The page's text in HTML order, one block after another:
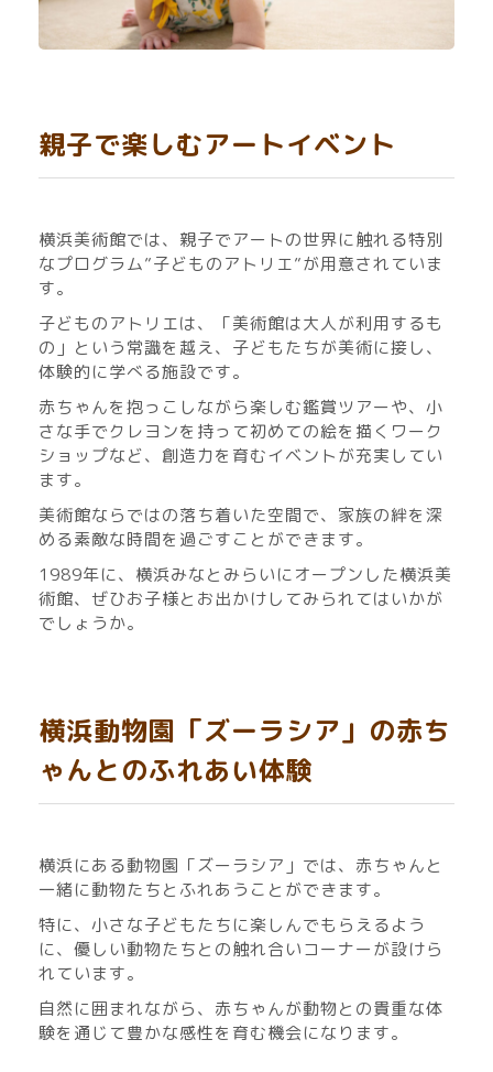
親子で楽しむアートイベント
横浜美術館では、親子でアートの世界に触れる特別
なプログラム”子どものアトリエ”が用意されていま
す。
子どものアトリエは、「美術館は大人が利用するも
の」という常識を越え、子どもたちが美術に接し、
体験的に学べる施設です。
赤ちゃんを抱っこしながら楽しむ鑑賞ツアーや、小
さな手でクレヨンを持って初めての絵を描くワーク
ショップなど、創造力を育むイベントが充実してい
ます。
美術館ならではの落ち着いた空間で、家族の絆を深
める素敵な時間を過ごすことができます。
1989年に、横浜みなとみらいにオープンした横浜美
術館、ぜひお子様とお出かけしてみられてはいかが
でしょうか。
横浜動物園「ズーラシア」の赤ち
ゃんとのふれあい体験
横浜にある動物園「ズーラシア」では、赤ちゃんと
一緒に動物たちとふれあうことができます。
特に、小さな子どもたちに楽しんでもらえるよう
に、優しい動物たちとの触れ合いコーナーが設けら
れています。
自然に囲まれながら、赤ちゃんが動物との貴重な体
験を通じて豊かな感性を育む機会になります。